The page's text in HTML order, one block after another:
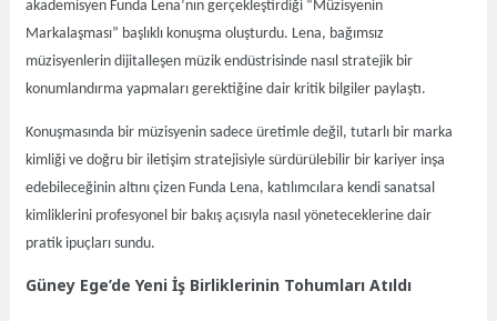
akademisyen Funda Lena’nın gerçekleştirdiği “Müzisyenin
Markalaşması” başlıklı konuşma oluşturdu. Lena, bağımsız
müzisyenlerin dijitalleşen müzik endüstrisinde nasıl stratejik bir
konumlandırma yapmaları gerektiğine dair kritik bilgiler paylaştı.
Konuşmasında bir müzisyenin sadece üretimle değil, tutarlı bir marka
kimliği ve doğru bir iletişim stratejisiyle sürdürülebilir bir kariyer inşa
edebileceğinin altını çizen Funda Lena, katılımcılara kendi sanatsal
kimliklerini profesyonel bir bakış açısıyla nasıl yöneteceklerine dair
pratik ipuçları sundu.
Güney Ege’de Yeni İş Birliklerinin Tohumları Atıldı